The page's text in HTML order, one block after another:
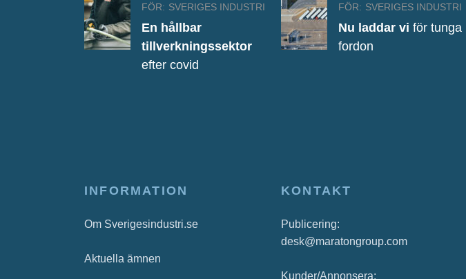
FÖR: SVERIGES INDUSTRI
En hållbar
tillverkningssektor
efter covid
FÖR: SVERIGES INDUSTRI
Nu laddar vi för tunga
fordon
INFORMATION
Om Sverigesindustri.se
Aktuella ämnen
KONTAKT
Publicering:
desk@maratongroup.com
Kunder/Annonsera: